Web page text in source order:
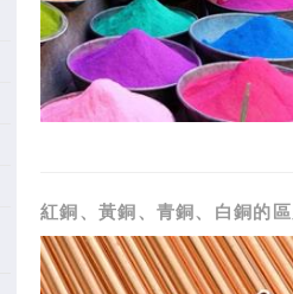
紅銅、黃銅、青銅、白銅的